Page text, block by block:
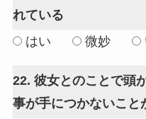
れている
はい
微妙
22. 彼女とのことで頭
事が手につかないこと